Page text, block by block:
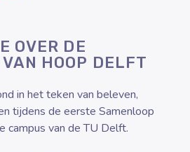
OVER DE
HOOP DELFT
in het teken van beleven,
tijdens de eerste Samenloop
campus van de TU Delft.